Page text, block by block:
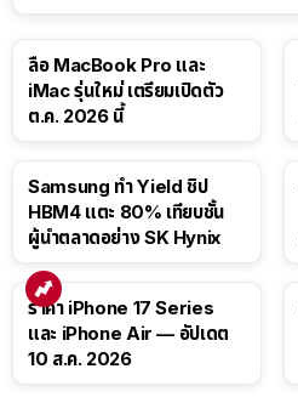
ลือ MacBook Pro และ
iMac รุ่นใหม่ เตรียมเปิดตัว
ต.ค. 2026 นี้
Samsung ทำ Yield ชิป
HBM4 แตะ 80% เทียบชั้น
ผู้นำตลาดอย่าง SK Hynix
ราคา iPhone 17 Series
และ iPhone Air — อัปเดต
10 ส.ค. 2026